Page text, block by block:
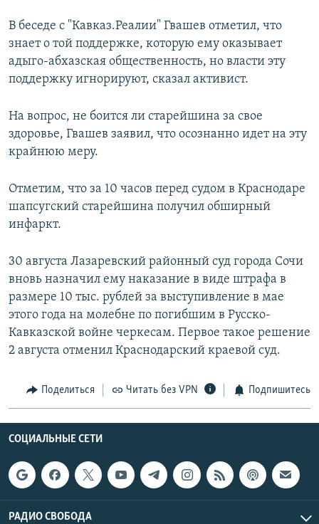
В беседе с "Кавказ.Реалии" Гвашев отметил, что
знает о той поддержке, которую ему оказывает
адыго-абхазская общественность, но власти эту
поддержку игнорируют, сказал активист.
На вопрос, не боится ли старейшина за свое
здоровье, Гвашев заявил, что осознанно идет на эту
крайнюю меру.
Отметим, что за 10 часов перед судом в Краснодаре
шапсугский старейшина получил обширный
инфаркт.
30 августа Лазаревский районный суд города Сочи
вновь назначил ему наказание в виде штрафа в
размере 10 тыс. рублей за выступивление в мае
этого года на молебне по погибшим в Русско-
Кавказской войне черкесам. Первое такое решение
2 августа отменил Краснодарский краевой суд.
Поделиться Читать без VPN Подпишитесь
СОЦИАЛЬНЫЕ СЕТИ
РАДИО СВОБОДА